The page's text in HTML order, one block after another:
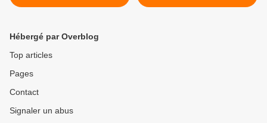
NOV 2012 >
Hébergé par Overblog
Top articles
Pages
Contact
Signaler un abus